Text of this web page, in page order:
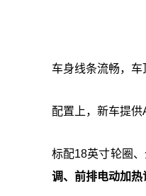
车身线条流畅，车
配置上，新车提供
标配18英寸轮圈
调、前排电动加热